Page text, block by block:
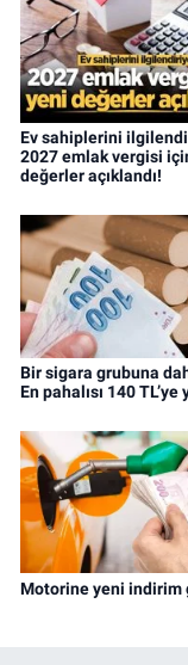
Ev sahiplerini
2027 emlak vergisi
değerler açıklandı!
Bir sigara grubuna
En pahalısı 140 TL’ye
Motorine yeni indirim